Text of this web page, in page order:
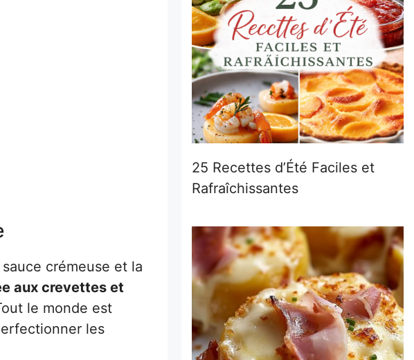
crémeuse et la
aux crevettes et
le monde est
les
25 Recettes d’Été Faciles et
Rafraîchissantes